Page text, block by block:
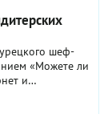
шеф-
«Можете ли
и